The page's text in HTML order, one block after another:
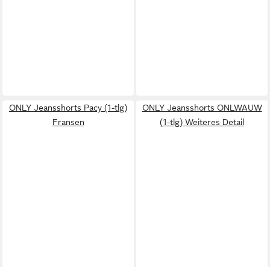
ONLY Jeansshorts Pacy (1-tlg)
Fransen
ONLY Jeansshorts ONLWAUW
(1-tlg) Weiteres Detail